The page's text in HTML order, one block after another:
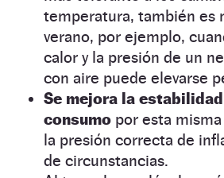
temperatura, también es
verano, por ejemplo,
calor y la presión de un
con aire puede elevarse
Se mejora la estabilidad
consumo por esta
la presión correcta de
de circunstancias.